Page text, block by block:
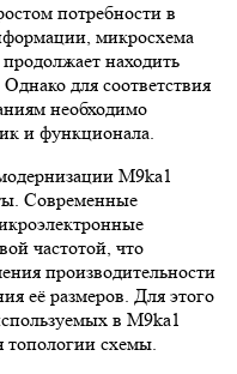
потребности в
микросхема
находить
для соответствия
необходимо
и функционала.
M9ka1
Современные
частотой, что
производительности
её размеров. Для этого
в M9ka1
топологии схемы.